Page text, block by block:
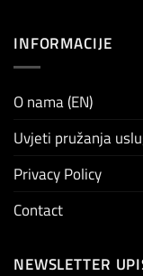
INFORMACIJE
O nama (EN)
Uvjeti pružanja
Privacy Policy
Contact
NEWSLETTER